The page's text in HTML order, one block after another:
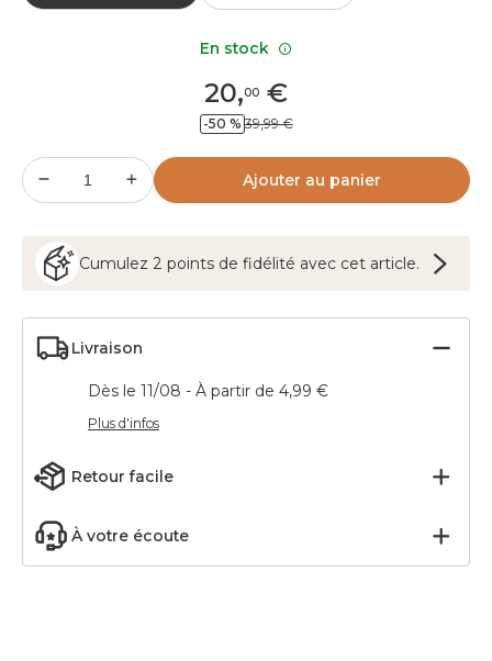
20,00 €
-50 % 39,99 €
Ajouter au panier
Cumulez 2 points de fidélité avec cet article.
Livraison
Dès le 11/08 - À partir de 4,99 €
Plus d'infos
Retour facile
À votre écoute